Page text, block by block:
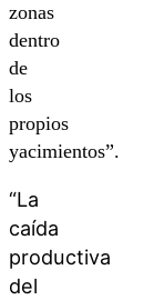
zonas
dentro
de
los
propios
yacimientos”.
“La
caída
productiva
del